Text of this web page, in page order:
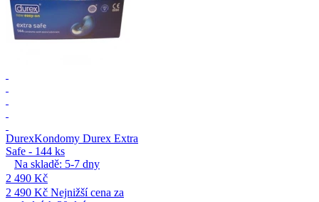
DurexKondomy Durex Extra
Safe - 144 ks
Na skladě: 5-7 dny
2 490 Kč
2 490 Kč Nejnižší cena za